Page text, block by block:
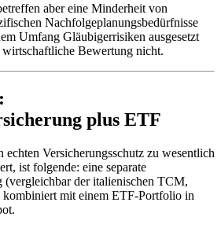
aber eine Minderheit von
Nachfolgeplanungsbedürfnisse
Umfang Gläubigerrisiken ausgesetzt
wirtschaftliche Bewertung nicht.
plus ETF
Versicherungsschutz zu wesentlich
ist folgende: eine separate
(vergleichbar der italienischen TCM,
kombiniert mit einem ETF-Portfolio in